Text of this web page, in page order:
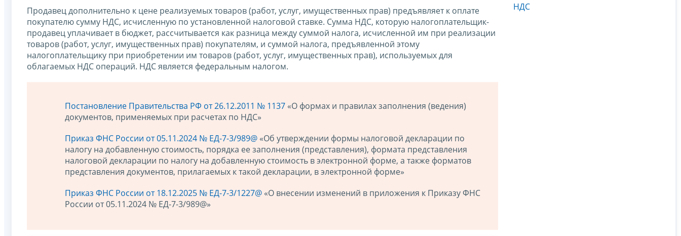
Продавец дополнительно к цене реализуемых товаров (работ, услуг, имущественных прав) предъявляет к оплате
покупателю сумму НДС, исчисленную по установленной налоговой ставке. Сумма НДС, которую налогоплательщик-
продавец уплачивает в бюджет, рассчитывается как разница между суммой налога, исчисленной им при реализации
товаров (работ, услуг, имущественных прав) покупателям, и суммой налога, предъявленной этому
налогоплательщику при приобретении им товаров (работ, услуг, имущественных прав), используемых для
облагаемых НДС операций. НДС является федеральным налогом.
Постановление Правительства РФ от 26.12.2011 № 1137 «О формах и правилах заполнения (ведения)
документов, применяемых при расчетах по НДС»
Приказ ФНС России от 05.11.2024 № ЕД-7-3/989@ «Об утверждении формы налоговой декларации по
налогу на добавленную стоимость, порядка ее заполнения (представления), формата представления
налоговой декларации по налогу на добавленную стоимость в электронной форме, а также форматов
представления документов, прилагаемых к такой декларации, в электронной форме»
Приказ ФНС России от 18.12.2025 № ЕД-7-3/1227@ «О внесении изменений в приложения к Приказу ФНС
России от 05.11.2024 № ЕД-7-3/989@»
НДС